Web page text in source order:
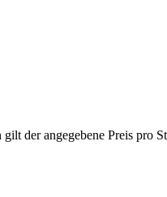
der angegebene Preis pro